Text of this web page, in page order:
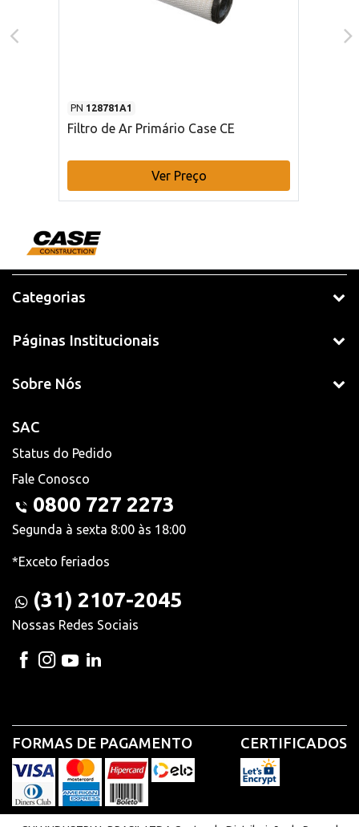
PN 128781A1
Filtro de Ar Primário Case CE
Ver Preço
Categorias
Páginas Institucionais
Sobre Nós
SAC
Status do Pedido
Fale Conosco
0800 727 2273
Segunda à sexta 8:00 às 18:00
*Exceto feriados
(31) 2107-2045
Nossas Redes Sociais
FORMAS DE PAGAMENTO CERTIFICADOS